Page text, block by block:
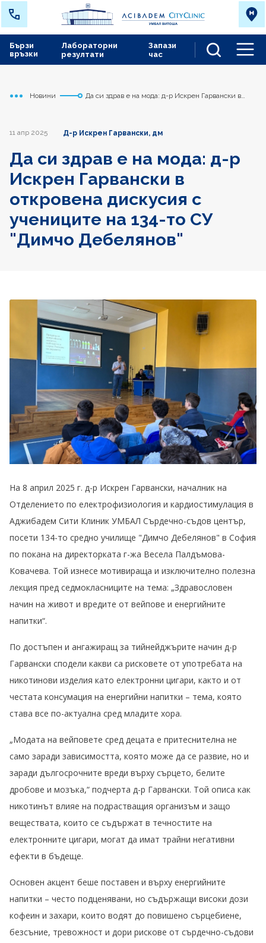
Лабораторни
резултати
Запази
час
Бързи
връзки
Начало
Сърдечно съдов център
Новини
Да си здрав е на мода: д-р Искрен Гарвански в
11 апр 2025 Д-р Искрен Гарвански, дм
Да си здрав е на мода: д-р
Искрен Гарвански в
откровена дискусия с
учениците на 134-то СУ
"Димчо Дебелянов"
На 8 април 2025 г. д-р Искрен Гарвански, началник на
Отделението по електрофизиология и кардиостимулация в
Аджибадем Сити Клиник УМБАЛ Сърдечно-съдов център,
посети 134-то средно училище "Димчо Дебелянов" в София
по покана на директорката г-жа Весела Палдъмова-
Ковачева. Той изнесе мотивираща и изключително полезна
лекция пред седмокласниците на тема: „Здравословен
начин на живот и вредите от вейпове и енергийните
напитки“.
По достъпен и ангажиращ за тийнейджърите начин д-р
Гарвански сподели какви са рисковете от употребата на
никотинови изделия като електронни цигари, както и от
честата консумация на енергийни напитки – тема, която
става все по-актуална сред младите хора.
„Модата на вейповете сред децата е притеснителна не
само заради зависимостта, която може да се развие, но и
заради дългосрочните вреди върху сърцето, белите
дробове и мозъка,“ подчерта д-р Гарвански. Той описа как
никотинът влияе на подрастващия организъм и защо
веществата, които се съдържат в течностите на
електронните цигари, могат да имат трайни негативни
ефекти в бъдеще.
Основен акцент беше поставен и върху енергийните
напитки – често подценявани, но съдържащи високи дози
кофеин и захари, които водят до повишено сърцебиене,
безсъние, тревожност и дори рискове от сърдечно-съдови